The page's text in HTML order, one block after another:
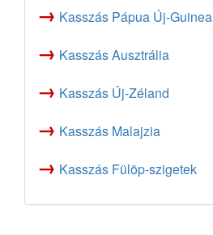
→ Kasszás Pápua Új-Guinea
→ Kasszás Ausztrália
→ Kasszás Új-Zéland
→ Kasszás Malajzia
→ Kasszás Fülöp-szigetek